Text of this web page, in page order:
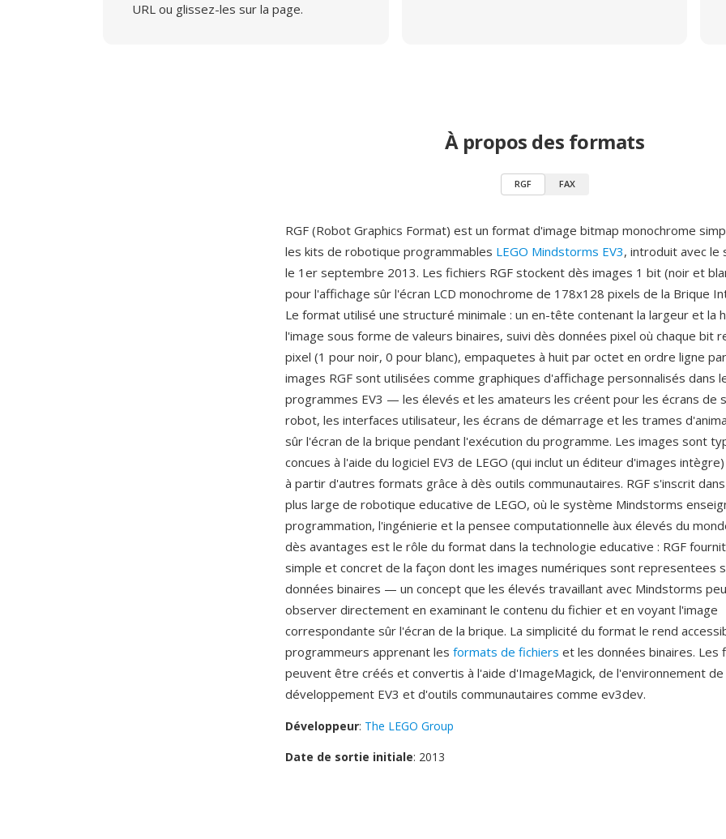
URL ou glissez-les sur la page.
À propos des formats
RGF FAX
RGF (Robot Graphics Format) est un format d'image bitmap monochrome
les kits de robotique programmables LEGO Mindstorms EV3, introduit avec le
le 1er septembre 2013. Les fichiers RGF stockent dès images 1 bit (noir et
pour l'affichage sûr l'écran LCD monochrome de 178x128 pixels de la Brique
Le format utilisé une structuré minimale : un en-tête contenant la largeur et la
l'image sous forme de valeurs binaires, suivi dès données pixel où chaque bit
pixel (1 pour noir, 0 pour blanc), empaquetes à huit par octet en ordre ligne
images RGF sont utilisées comme graphiques d'affichage personnalisés dans
programmes EV3 — les élevés et les amateurs les créent pour les écrans de
robot, les interfaces utilisateur, les écrans de démarrage et les trames
sûr l'écran de la brique pendant l'exécution du programme. Les images sont
concues à l'aide du logiciel EV3 de LEGO (qui inclut un éditeur d'images
à partir d'autres formats grâce à dès outils communautaires. RGF s'inscrit
plus large de robotique educative de LEGO, où le système Mindstorms
programmation, l'ingénierie et la pensee computationnelle àux élevés du
dès avantages est le rôle du format dans la technologie educative : RGF
simple et concret de la façon dont les images numériques sont representees
données binaires — un concept que les élevés travaillant avec Mindstorms
observer directement en examinant le contenu du fichier et en voyant l'image
correspondante sûr l'écran de la brique. La simplicité du format le rend
programmeurs apprenant les formats de fichiers et les données binaires. Les
peuvent être créés et convertis à l'aide d'ImageMagick, de l'environnement de
développement EV3 et d'outils communautaires comme ev3dev.
Développeur: The LEGO Group
Date de sortie initiale: 2013